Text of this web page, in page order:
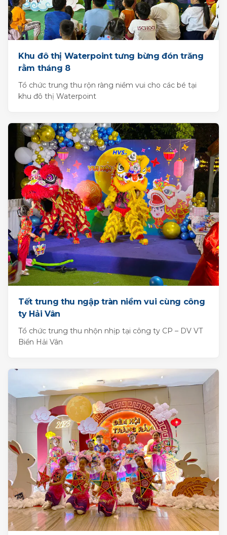
Khu đô thị Waterpoint tưng bừng đón trăng
rằm tháng 8
Tổ chức trung thu rộn ràng niềm vui cho các bé tại
khu đô thị Waterpoint
Tết trung thu ngập tràn niềm vui cùng công
ty Hải Vân
Tổ chức trung thu nhộn nhịp tại công ty CP – DV VT
Biển Hải Vân